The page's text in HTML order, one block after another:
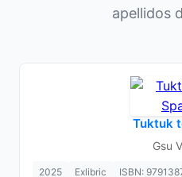
apellidos
Tuktuk
Gsu
2025 Exlibric ISBN: